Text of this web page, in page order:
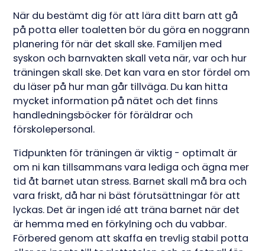
När du bestämt dig för att lära ditt barn att gå
på potta eller toaletten bör du göra en noggrann
planering för när det skall ske. Familjen med
syskon och barnvakten skall veta när, var och hur
träningen skall ske. Det kan vara en stor fördel om
du läser på hur man går tillväga. Du kan hitta
mycket information på nätet och det finns
handledningsböcker för föräldrar och
förskolepersonal.
Tidpunkten för träningen är viktig - optimalt är
om ni kan tillsammans vara lediga och ägna mer
tid åt barnet utan stress. Barnet skall må bra och
vara friskt, då har ni bäst förutsättningar för att
lyckas. Det är ingen idé att träna barnet när det
är hemma med en förkylning och du vabbar.
Förbered genom att skaffa en trevlig stabil potta